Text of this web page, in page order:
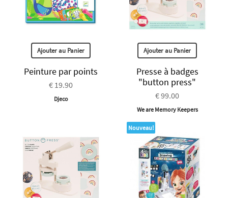
Ajouter au Panier
Peinture par points
€ 19.90
Djeco
Ajouter au Panier
Presse à badges
"button press"
€ 99.00
We are Memory Keepers
Nouveau!